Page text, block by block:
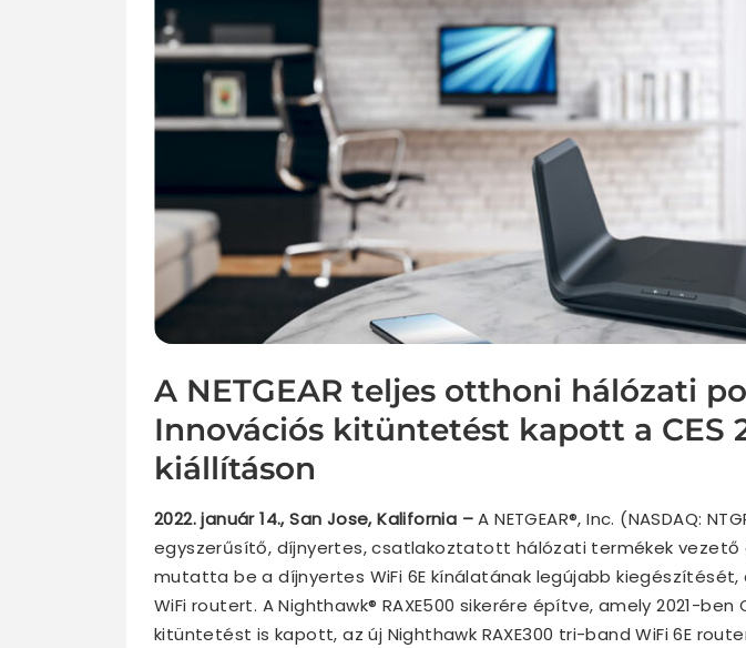
A NETGEAR teljes otthoni hálózati
Innovációs kitüntetést kapott a CES
kiállításon
2022. január 14., San Jose, Kalifornia –A NETGEAR®, Inc. (NASDAQ:
egyszerűsítő, díjnyertes, csatlakoztatott hálózati termékek vezető
mutatta be a díjnyertes WiFi 6E kínálatának legújabb kiegészítését,
WiFi routert. A Nighthawk® RAXE500 sikerére építve, amely 2021-ben
kitüntetést is kapott, az új Nighthawk RAXE300 tri-band WiFi 6E